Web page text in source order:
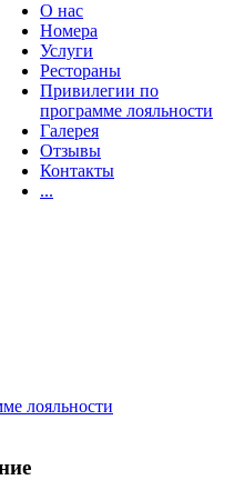
О нас
Номера
Услуги
Рестораны
Привилегии по
программе лояльности
Галерея
Отзывы
Контакты
...
лояльности